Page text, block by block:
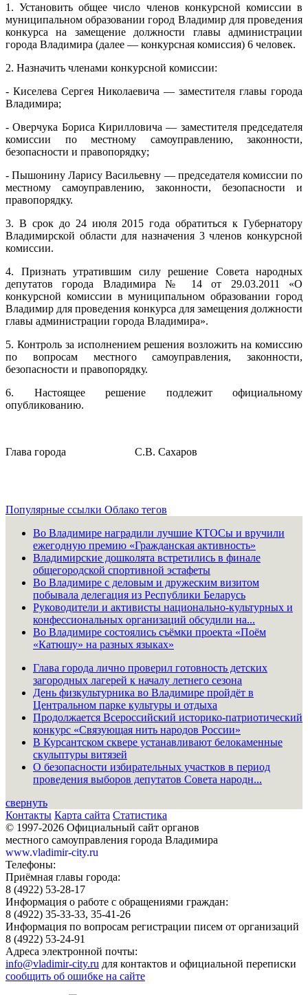
1. Установить общее число членов конкурсной комиссии в
муниципальном образовании город Владимир для проведения
конкурса на замещение должности главы администрации
города Владимира (далее — конкурсная комиссия) 6 человек.
2. Назначить членами конкурсной комиссии:
- Киселева Сергея Николаевича — заместителя главы города
Владимира;
- Оверчука Бориса Кирилловича — заместителя председателя
комиссии по местному самоуправлению, законности,
безопасности и правопорядку;
- Пышонину Ларису Васильевну — председателя комиссии по
местному самоуправлению, законности, безопасности и
правопорядку.
3. В срок до 24 июля 2015 года обратиться к Губернатору
Владимирской области для назначения 3 членов конкурсной
комиссии.
4. Признать утратившим силу решение Совета народных
депутатов города Владимира № 14 от 29.03.2011 «О
конкурсной комиссии в муниципальном образовании город
Владимир для проведения конкурса для замещения должности
главы администрации города Владимира».
5. Контроль за исполнением решения возложить на комиссию
по вопросам местного самоуправления, законности,
безопасности и правопорядку.
6. Настоящее решение подлежит официальному
опубликованию.
Глава города С.В. Сахаров
Популярные ссылки Облако тегов
Во Владимире наградили лучшие КТОСы и вручили
ежегодную премию «Гражданская активность»
Владимирские дошколята встретились в финале
общегородской спортивной эстафеты
Во Владимире с деловым и дружеским визитом
побывала делегация из Республики Беларусь
Руководители и активисты национально-культурных и
конфессиональных организаций обсудили на...
Во Владимире состоялись съёмки проекта «Поём
«Катюшу» на разных языках»
Глава города лично проверил готовность детских
загородных лагерей к началу летнего сезона
День физкультурника во Владимире пройдёт в
Центральном парке культуры и отдыха
Продолжается Всероссийский историко-патриотический
конкурс «Связующая нить народов России»
В Курсантском сквере устанавливают белокаменные
скульптуры витязей
О безопасности избирательных участков в период
проведения выборов депутатов Совета народн...
свернуть
Контакты Карта сайта Статистика
© 1997-2026 Официальный сайт органов
местного самоуправления города Владимира
www.vladimir-city.ru
Телефоны:
Приёмная главы города:
8 (4922) 53-28-17
Информация о работе с обращениями граждан:
8 (4922) 35-33-33, 35-41-26
Информация по вопросам регистрации писем от организаций
8 (4922) 53-24-91
Адреса электронной почты:
info@vladimir-city.ru для контактов и официальной переписки
сообщить об ошибке на сайте